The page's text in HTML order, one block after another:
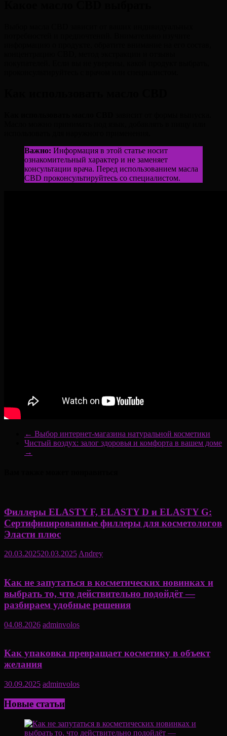
Важно: Информация в этой статье носит
ознакомительный характер и не заменяет
консультации врача. Перед использованием масла
CBD проконсультируйтесь со специалистом.
← Выбор интернет-магазина натуральной косметики
Чистый воздух: залог здоровья и комфорта в вашем доме
→
Филлеры ELASTY F, ELASTY D и ELASTY G:
Сертифицированные филлеры для косметологов
Эласти плюс
20.03.202520.03.2025 Andrey
Как не запутаться в косметических новинках и
выбрать то, что действительно подойдёт —
разбираем удобные решения
04.08.2026 adminvolos
Как упаковка превращает косметику в объект
желания
30.09.2025 adminvolos
Новые статьи